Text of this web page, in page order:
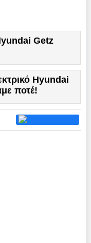
Getz
Hyundai
ποτέ!